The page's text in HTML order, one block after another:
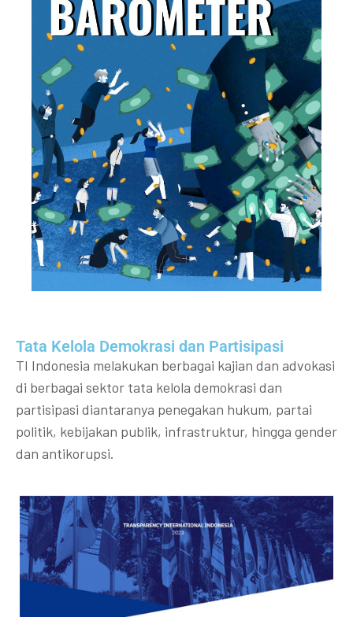
Tata Kelola Demokrasi dan Partisipasi​
TI Indonesia melakukan berbagai kajian dan advokasi
di berbagai sektor tata kelola demokrasi dan
partisipasi diantaranya penegakan hukum, partai
politik, kebijakan publik, infrastruktur, hingga gender
dan antikorupsi.